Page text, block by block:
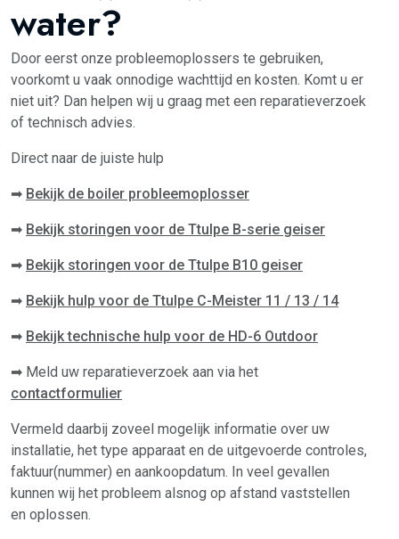
water?
Door eerst onze probleemoplossers te gebruiken,
voorkomt u vaak onnodige wachttijd en kosten. Komt u er
niet uit? Dan helpen wij u graag met een reparatieverzoek
of technisch advies.
Direct naar de juiste hulp
➡ Bekijk de boiler probleemoplosser
➡ Bekijk storingen voor de Ttulpe B-serie geiser
➡ Bekijk storingen voor de Ttulpe B10 geiser
➡ Bekijk hulp voor de Ttulpe C-Meister 11 / 13 / 14
➡ Bekijk technische hulp voor de HD-6 Outdoor
➡ Meld uw reparatieverzoek aan via het
contactformulier
Vermeld daarbij zoveel mogelijk informatie over uw
installatie, het type apparaat en de uitgevoerde controles,
faktuur(nummer) en aankoopdatum. In veel gevallen
kunnen wij het probleem alsnog op afstand vaststellen
en oplossen.